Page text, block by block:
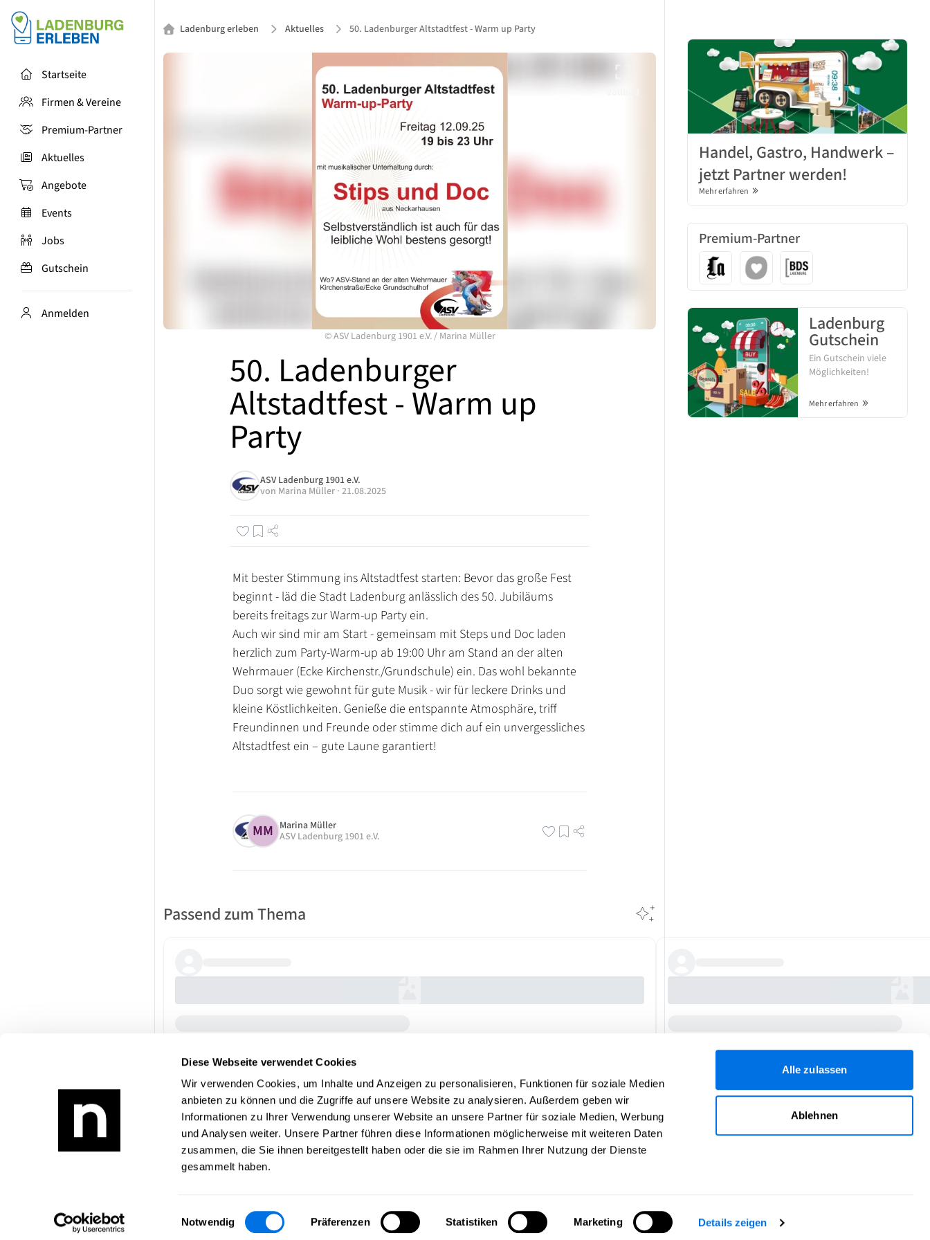
Diese Webseite verwendet Cookies
Wir verwenden Cookies, um Inhalte und Anzeigen zu personalisieren, Funktionen für soziale Medien
anbieten zu können und die Zugriffe auf unsere Website zu analysieren. Außerdem geben wir
Informationen zu Ihrer Verwendung unserer Website an unsere Partner für soziale Medien, Werbung
und Analysen weiter. Unsere Partner führen diese Informationen möglicherweise mit weiteren Daten
zusammen, die Sie ihnen bereitgestellt haben oder die sie im Rahmen Ihrer Nutzung der Dienste
gesammelt haben.
Einwilligungsauswahl
Notwendig Präferenzen Statistiken Marketing Details zeigen
Alle zulassen
Ablehnen
Startseite
Firmen & Vereine
Premium-Partner
Aktuelles
Angebote
Events
Jobs
Gutschein
Anmelden
Ladenburg erleben Aktuelles 50. Ladenburger Altstadtfest - Warm up Party
©ASV Ladenburg 1901 e.V./ Marina Müller
50. Ladenburger
Altstadtfest - Warm up
Party
ASV Ladenburg 1901 e.V.
von Marina Müller · 21.08.2025
Mit bester Stimmung ins Altstadtfest starten: Bevor das große Fest
beginnt - läd die Stadt Ladenburg anlässlich des 50. Jubiläums
bereits freitags zur Warm-up Party ein.
Auch wir sind mir am Start - gemeinsam mit Steps und Doc laden
herzlich zum Party-Warm-up ab 19:00 Uhr am Stand an der alten
Wehrmauer (Ecke Kirchenstr./Grundschule) ein. Das wohl bekannte
Duo sorgt wie gewohnt für gute Musik - wir für leckere Drinks und
kleine Köstlichkeiten. Genieße die entspannte Atmosphäre, triff
Freundinnen und Freunde oder stimme dich auf ein unvergessliches
Altstadtfest ein – gute Laune garantiert!
MM Marina Müller
ASV Ladenburg 1901 e.V.
Passend zum Thema
Handel, Gastro, Handwerk –
jetzt Partner werden!
Mehr erfahren
Premium-Partner
Ladenburg
Gutschein
Ein Gutschein viele
Möglichkeiten!
Mehr erfahren